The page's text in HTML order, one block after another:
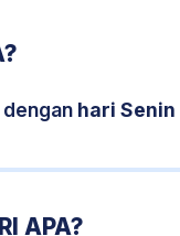
hari Senin
APA?